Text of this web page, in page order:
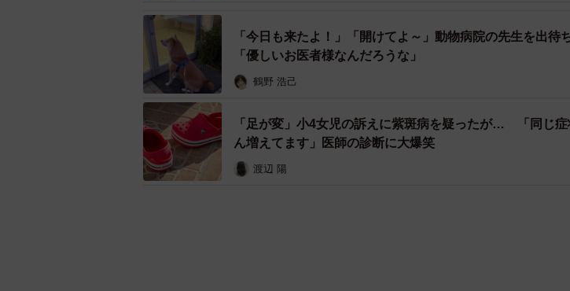
「今日も来たよ！」「開けてよ～」動物病院の先生を出
「優しいお医者様なんだろうな」
鶴野 浩己
「足が変」小4女児の訴えに紫斑病を疑ったが… 「同じ症
ん増えてます」医師の診断に大爆笑
渡辺 陽